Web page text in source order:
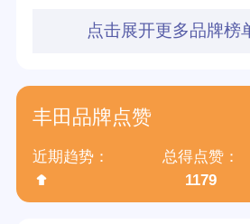
分享量
参与榜单数
点击展开更多品牌榜
丰田品牌点赞
近期趋势：
总得点赞：
1179